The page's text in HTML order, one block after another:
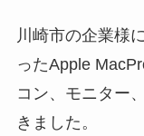
川崎市の企業様
ったApple
コン、モニター
きました。